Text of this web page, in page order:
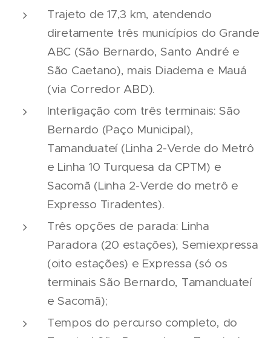
Trajeto de 17,3 km, atendendo
diretamente três municípios do Grande
ABC (São Bernardo, Santo André e
São Caetano), mais Diadema e Mauá
(via Corredor ABD).
Interligação com três terminais: São
Bernardo (Paço Municipal),
Tamanduateí (Linha 2-Verde do Metrô
e Linha 10 Turquesa da CPTM) e
Sacomã (Linha 2-Verde do metrô e
Expresso Tiradentes).
Três opções de parada: Linha
Paradora (20 estações), Semiexpressa
(oito estações) e Expressa (só os
terminais São Bernardo, Tamanduateí
e Sacomã);
Tempos do percurso completo, do
07/08/2026
Marcopolo
Nacional